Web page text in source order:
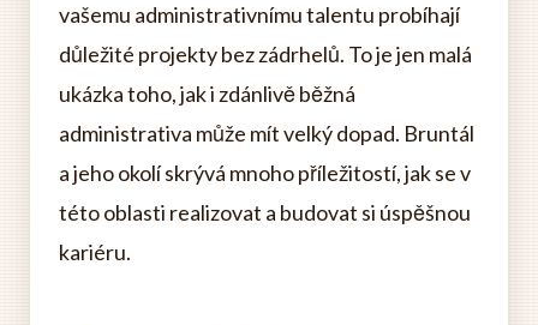
vašemu administrativnímu talentu probíhají
důležité projekty bez zádrhelů. To je jen malá
ukázka toho, jak i zdánlivě běžná
administrativa může mít velký dopad. Bruntál
a jeho okolí skrývá mnoho příležitostí, jak se v
této oblasti realizovat a budovat si úspěšnou
kariéru.